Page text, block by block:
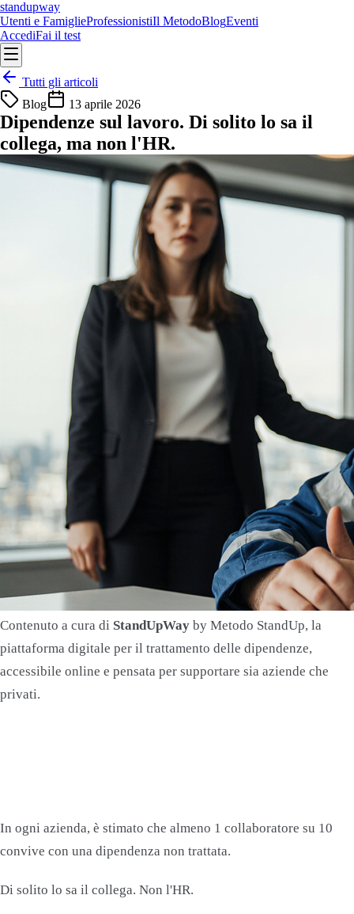
standupway
Utenti e FamiglieProfessionistiIl MetodoBlogEventi
AccediFai il test
Tutti gli articoli
Blog
13 aprile 2026
Dipendenze sul lavoro. Di solito lo sa il
collega, ma non l'HR.
Contenuto a cura di StandUpWay by Metodo StandUp, la
piattaforma digitale per il trattamento delle dipendenze,
accessibile online e pensata per supportare sia aziende che
privati.
In ogni azienda, è stimato che almeno 1 collaboratore su 10
convive con una dipendenza non trattata.
Di solito lo sa il collega. Non l'HR.